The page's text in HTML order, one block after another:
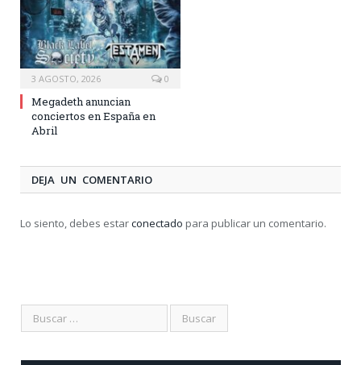
3 AGOSTO, 2026 0
Megadeth anuncian
conciertos en España en
Abril
DEJA UN COMENTARIO
Lo siento, debes estarconectado para publicar un comentario.